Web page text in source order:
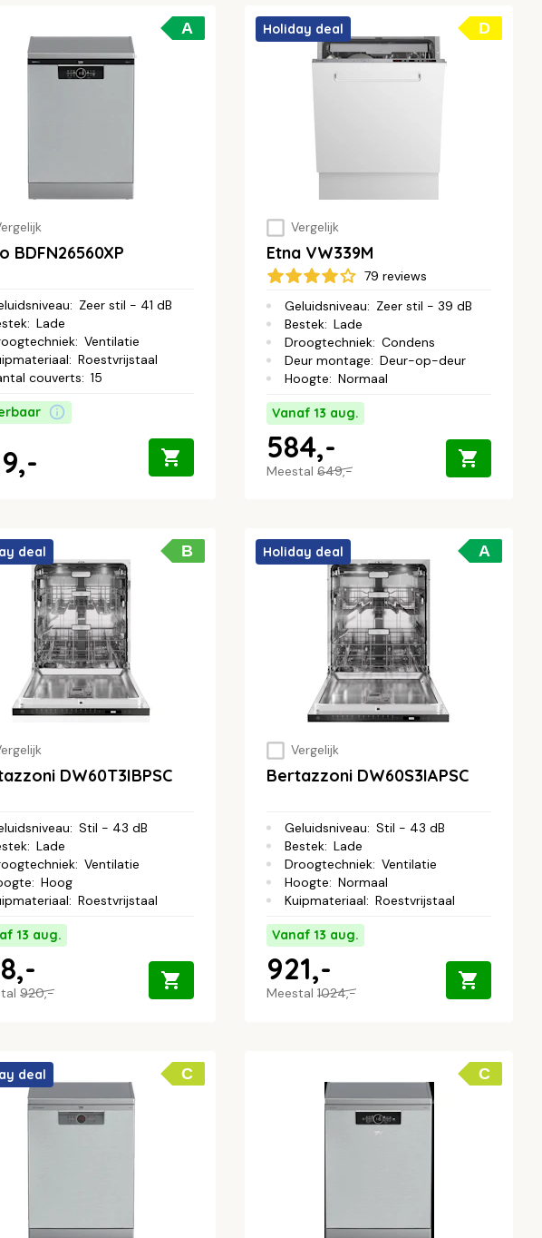
A
BDFN26560XP
: Zeer stil - 41 dB
: Lade
: Ventilatie
: Roestvrijstaal
couverts: 15
D
Holiday deal
Vergelijk
Etna VW339M
79 reviews
Geluidsniveau: Zeer stil - 39 dB
Bestek: Lade
Droogtechniek: Condens
Deur montage: Deur-op-deur
Hoogte: Normaal
Vanaf 13 aug.
Meestal 649,-
584,-
B
deal
DW60T3IBPSC
: Stil - 43 dB
: Lade
: Ventilatie
: Hoog
: Roestvrijstaal
13 aug.
920,-
A
Holiday deal
Vergelijk
Bertazzoni DW60S3IAPSC
Geluidsniveau: Stil - 43 dB
Bestek: Lade
Droogtechniek: Ventilatie
Hoogte: Normaal
Kuipmateriaal: Roestvrijstaal
Vanaf 13 aug.
Meestal 1024,-
921,-
C
deal C